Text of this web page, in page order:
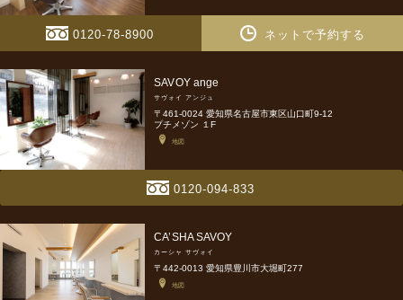
0120-78-8900 ネットで予約する
SAVOY ange
サヴォイ アンジュ
〒461-0024 愛知県名古屋市東区山口町9-12
プチメゾン １F
地図
0120-094-833
CA’SHA SAVOY
カーシャ サヴォイ
〒442-0013 愛知県豊川市大堀町277
地図